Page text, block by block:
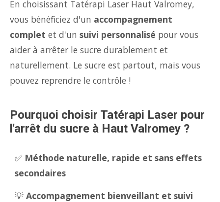
En choisissant Tatérapi Laser Haut Valromey,
vous bénéficiez d'un accompagnement
complet et d'un suivi personnalisé pour vous
aider à arrêter le sucre durablement et
naturellement. Le sucre est partout, mais vous
pouvez reprendre le contrôle !
Pourquoi choisir Tatérapi Laser pour
l'arrêt du sucre à Haut Valromey ?
✅ Méthode naturelle, rapide et sans effets
secondaires
💡 Accompagnement bienveillant et suivi